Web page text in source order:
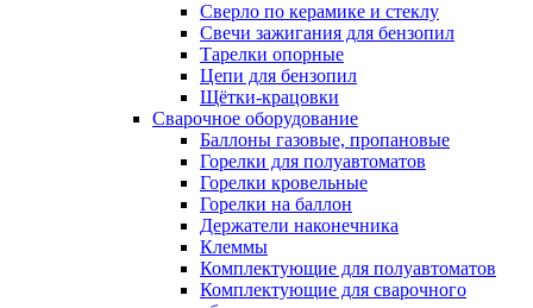
Сверло по керамике и стеклу
Свечи зажигания для бензопил
Тарелки опорные
Цепи для бензопил
Щётки-крацовки
Сварочное оборудование
Баллоны газовые, пропановые
Горелки для полуавтоматов
Горелки кровельные
Горелки на баллон
Держатели наконечника
Клеммы
Комплектующие для полуавтоматов
Комплектующие для сварочного